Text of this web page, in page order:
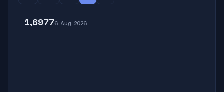
1,69776. Aug. 2026